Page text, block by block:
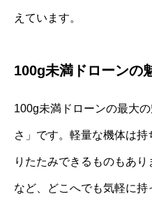
えています。
100g未満ドローンの
100g未満ドローンの最大
さ」です。軽量な機体は
りたたみできるものもあ
など、どこへでも気軽に持